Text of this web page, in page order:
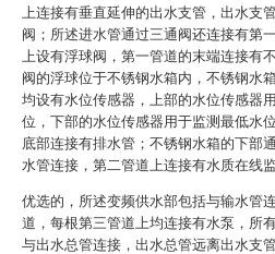
上连接有垂直延伸的出水支管，出水支
阀；所述进水管通过三通阀还连接有第
上设有浮球阀，第一管道的末端连接有
阀的浮球位于不锈钢水箱内，不锈钢水
均设有水位传感器，上部的水位传感器
位，下部的水位传感器用于监测最低水
底部连接有排水管；不锈钢水箱的下部
水管连接，第二管道上连接有水质在线监
优选的，所述变频供水部包括与输水管
道，每根第三管道上均连接有水泵，所
与出水总管连接，出水总管远离出水支